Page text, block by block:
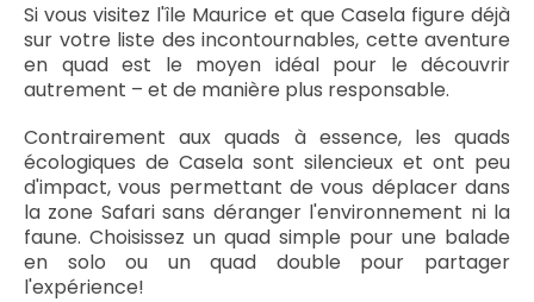
Si vous visitez l'île Maurice et que Casela figure déjà
sur votre liste des incontournables, cette aventure
en quad est le moyen idéal pour le découvrir
autrement – et de manière plus responsable.
Contrairement aux quads à essence, les quads
écologiques de Casela sont silencieux et ont peu
d'impact, vous permettant de vous déplacer dans
la zone Safari sans déranger l'environnement ni la
faune. Choisissez un quad simple pour une balade
en solo ou un quad double pour partager
l'expérience!